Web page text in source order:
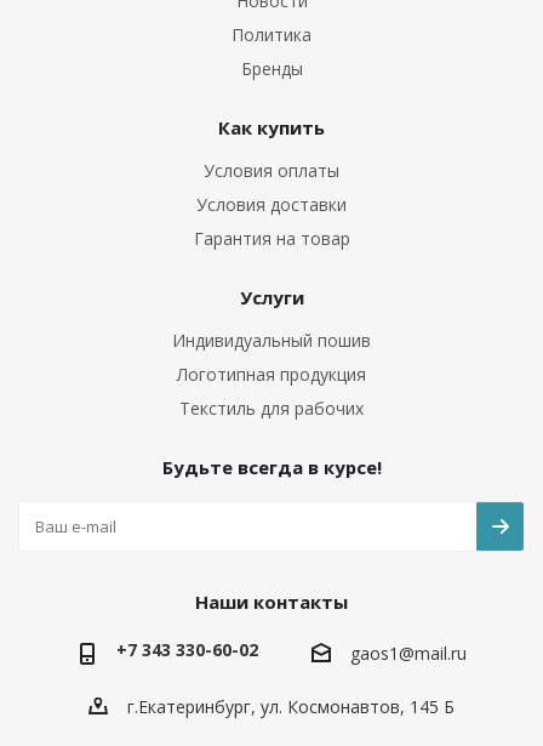
Политика
Бренды
Как купить
Условия оплаты
Условия доставки
Гарантия на товар
Услуги
Индивидуальный пошив
Логотипная продукция
Текстиль для рабочих
Будьте всегда в курсе!
Наши контакты
+7 343 330-60-02 gaos1@mail.ru
г.Екатеринбург, ул. Космонавтов, 145 Б